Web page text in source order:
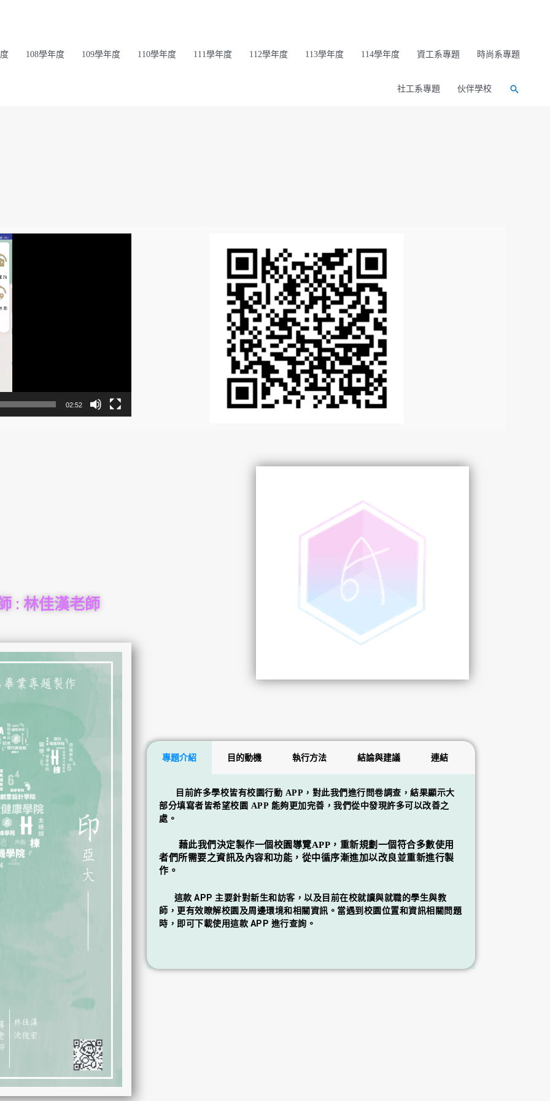
108學年度 109學年度 110學年度 111學年度 112學年度 113學年度 114學年度 資工系專題 時尚系專題
社工系專題 伙伴學校
02:52
: 林佳漢老師
專題介紹 目的動機 執行方法 結論與建議 連結
目前許多學校皆有校園行動 APP，對此我們進行問卷調查，結果顯示大
部分填寫者皆希望校園 APP 能夠更加完善，我們從中發現許多可以改善之
處。
藉此我們決定製作一個校園導覽APP，重新規劃一個符合多數使用
者們所需要之資訊及內容和功能，從中循序漸進加以改良並重新進行製
作。
這款 APP 主要針對新生和訪客，以及目前在校就讀與就職的學生與教
師，更有效瞭解校園及周邊環境和相關資訊。當遇到校園位置和資訊相關問題
時，即可下載使用這款 APP 進行查詢。